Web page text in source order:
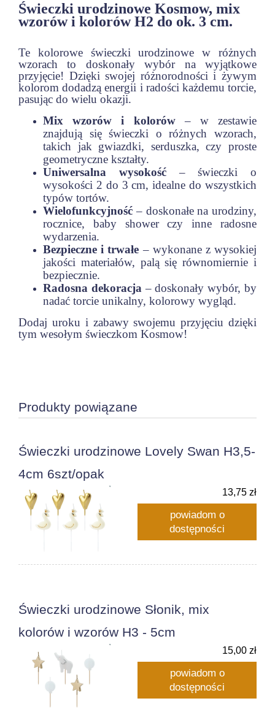
Świeczki urodzinowe Kosmow, mix
wzorów i kolorów H2 do ok. 3 cm.
Te kolorowe świeczki urodzinowe w różnych
wzorach to doskonały wybór na wyjątkowe
przyjęcie! Dzięki swojej różnorodności i żywym
kolorom dodadzą energii i radości każdemu torcie,
pasując do wielu okazji.
Mix wzorów i kolorów– w zestawie
znajdują się świeczki o różnych wzorach,
takich jak gwiazdki, serduszka, czy proste
geometryczne kształty.
Uniwersalna wysokość– świeczki o
wysokości 2 do 3 cm, idealne do wszystkich
typów tortów.
Wielofunkcyjność – doskonałe na urodziny,
rocznice, baby shower czy inne radosne
wydarzenia.
Bezpieczne i trwałe – wykonane z wysokiej
jakości materiałów, palą się równomiernie i
bezpiecznie.
Radosna dekoracja – doskonały wybór, by
nadać torcie unikalny, kolorowy wygląd.
Dodaj uroku i zabawy swojemu przyjęciu dzięki
tym wesołym świeczkom Kosmow!
Produkty powiązane
Świeczki urodzinowe Lovely Swan H3,5-
4cm 6szt/opak
13,75 zł
powiadom o
dostępności
Świeczki urodzinowe Słonik, mix
kolorów i wzorów H3 - 5cm
15,00 zł
powiadom o
dostępności